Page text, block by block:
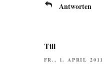
Antworten
Till
FR., 1. APRIL